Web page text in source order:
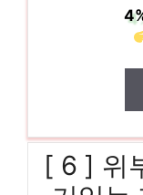
[ 6 ] 위